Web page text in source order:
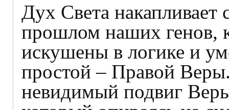
Дух Света накапливает
прошлом наших генов,
искушены в логике и
простой – Правой
невидимый подвиг